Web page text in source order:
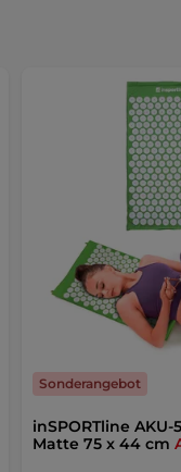
inSPORTline
Matte 75 x 44 cm
Sonderangebot